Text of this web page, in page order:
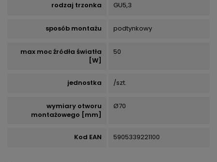
rodzaj trzonka GU5,3
sposób montażu podtynkowy
max moc źródła światła
[W]
50
jednostka /szt.
wymiary otworu
montażowego [mm]
Ø70
Kod EAN 5905339221100